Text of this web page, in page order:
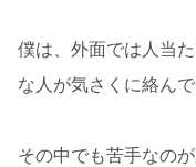
僕は、外面では人当
な人が気さくに絡んで
その中でも苦手なの